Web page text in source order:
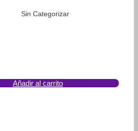
Sin Categorizar
Añadir al carrito